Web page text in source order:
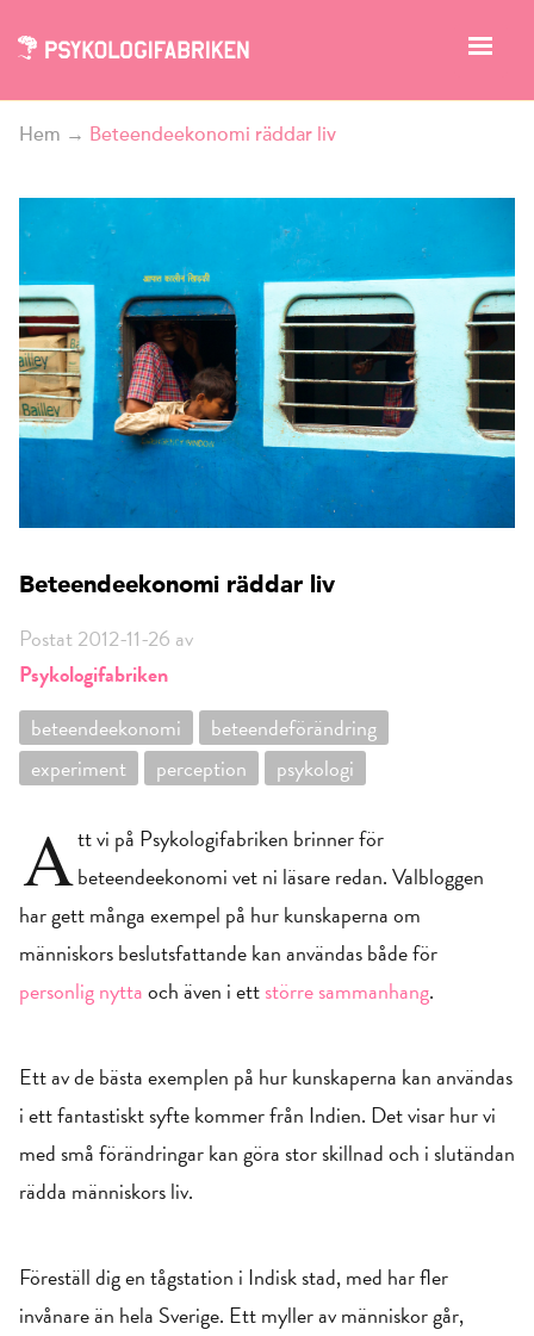
Hem → Beteendeekonomi räddar liv
Beteendeekonomi räddar liv
Postat 2012-11-26 av
Psykologifabriken
beteendeekonomi
beteendeförändring
experiment
perception psykologi
Att vi på Psykologifabriken brinner för
beteendeekonomi vet ni läsare redan. Valbloggen
har gett många exempel på hur kunskaperna om
människors beslutsfattande kan användas både för
personlig nyttaoch även i ettstörre sammanhang.
Ett av de bästa exemplen på hur kunskaperna kan användas
i ett fantastiskt syfte kommer från Indien. Det visar hur vi
med små förändringar kan göra stor skillnad och i slutändan
rädda människors liv.
Föreställ dig en tågstation i Indisk stad, med har fler
invånare än hela Sverige. Ett myller av människor går,